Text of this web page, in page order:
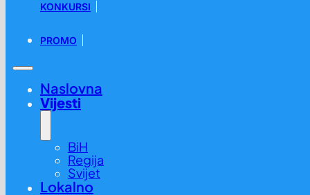
KONKURSI
PROMO
Naslovna
Vijesti
BiH
Regija
Svijet
Lokalno